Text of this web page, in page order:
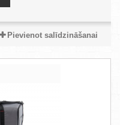
Pievienot salīdzināšanai